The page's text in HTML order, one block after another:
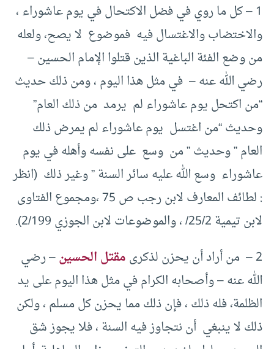
1 – كل ما روي في فضل الاكتحال في يوم عاشوراء ،
والاختضاب والاغتسال فيه فموضوع لا يصح، ولعله
من وضع الفئة الباغية الذين قتلوا الإمام الحسين –
رضي الله عنه – في مثل هذا اليوم ، ومن ذلك حديث
“من اكتحل يوم عاشوراء لم يرمد من ذلك العام”
وحديث “من اغتسل يوم عاشوراء لم يمرض ذلك
العام ” وحديث ” من وسع على نفسه وأهله في يوم
عاشوراء وسع الله عليه سائر السنة ” وغير ذلك (انظر
: لطائف المعارف لابن رجب ص 75 ،ومجموع الفتاوى
لابن تيمية 25/2/ ، والموضوعات لابن الجوزي 2/199).
2 – من أراد أن يحزن لذكرى
مقتل الحسين– رضي
الله عنه – وأصحابه الكرام في مثل هذا اليوم على يد
الظلمة، فله ذلك ، فإن ذلك مما يحزن كل مسلم ، ولكن
ذلك لا ينبغي أن نتجاوز فيه السنة ، فلا يجوز شق